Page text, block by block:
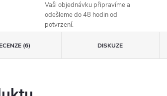
Vaši objednávku připravíme a
odešleme do 48 hodin od
potvrzení.
(6) DISKUZE